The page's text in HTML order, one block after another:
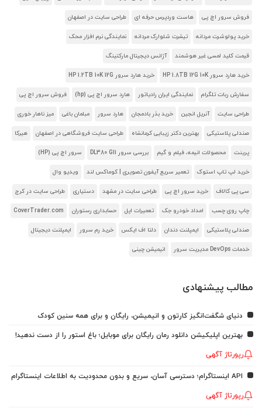
فروش سرور اچ پی هاست وردپرس حرفه ای طراحی سایت در اصفهان
خرید پولوشرت مردانه تیشرت شلوارک مردانه نمایندگی نرم افزار محک
قیمت کلید لمسی غیر هوشمند آژانس دیجیتال مارکتینگ
خرید هارد سرور HP 1.8TB 12G 10K خرید هارد سرور HP 1.2TB 10K 12G
سفارش ربات تلگرام نمایندگی ایران رادیاتور هارد سرور اچ پی (hp) فروش سرور اچ پی
طراحی سایت آنریل انجین خرید بذر بادمجان هارد سرور مبلمان باغی میز ناهار خوری
صندلی پلاستیکی بهترین دکتر زیبایی کرمانشاه طراحی سایت فروشگاهی در اصفهان هیرکا
پرینت محصولات انیمه، فیلم و گیم بررسی سرور DL380 G11 سرور اچ پی (HP)
خرید لپ تاپ استوک تعمیر سریع آیفون تصویری | کوماکس لند ویدیو وال
سی پی کالاف خرید سرور اچ پی طراحی سایت در مشهد دستیاری طراحی سایت در کرج
چاپ روی چسب امداد خودرو جک تعمیرات اپل حسابداری رستوران CoverTrader.com
صندلی پلاستیکی ایمپلنت دندان دلتا اف ایکس خرید رم سرور ایمپلنت دیجیتال
خدمات DevOps مدیریت سرور انیمیشن چینی
مطالب پیشنهادی
دنیای شگفت‌انگیز کارتون و انیمیشن، رایگان و برای همه سنین کودک
بهترین اپلیکیشن دانلود رمان رایگان برای موبایل؛ باغ استور را از دست ندهید!
رپورتاژ آگهی
API اینستاگرام؛ دسترسی آسان، سریع و بدون محدودیت به اطلاعات اینستاگرام
رپورتاژ آگهی